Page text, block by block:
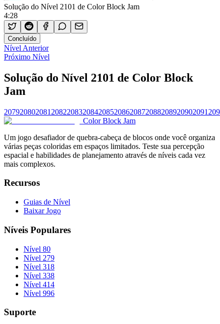
Solução do Nível 2101 de Color Block Jam
4:28
Concluído
Nível Anterior
Próximo Nível
Solução do Nível 2101 de Color Block
Jam
207920802081 2082208320842085208620872088208920902091
Color Block Jam
Um jogo desafiador de quebra-cabeça de blocos onde você organiza
várias peças coloridas em espaços limitados. Teste sua percepção
espacial e habilidades de planejamento através de níveis cada vez
mais complexos.
Recursos
Guias de Nível
Baixar Jogo
Níveis Populares
Nível 80
Nível 279
Nível 318
Nível 338
Nível 414
Nível 996
Suporte